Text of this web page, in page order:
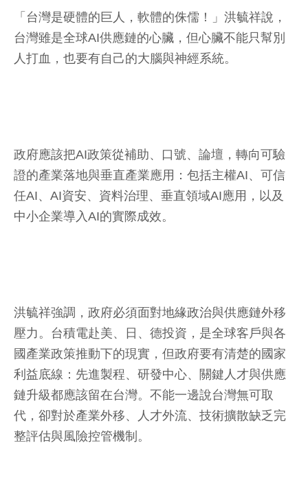
「台灣是硬體的巨人，軟體的侏儒！」洪毓祥說，
台灣雖是全球AI供應鏈的心臟，但心臟不能只幫別
人打血，也要有自己的大腦與神經系統。
政府應該把AI政策從補助、口號、論壇，轉向可驗
證的產業落地與垂直產業應用：包括主權AI、可信
任AI、AI資安、資料治理、垂直領域AI應用，以及
中小企業導入AI的實際成效。
洪毓祥強調，政府必須面對地緣政治與供應鏈外移
壓力。台積電赴美、日、德投資，是全球客戶與各
國產業政策推動下的現實，但政府要有清楚的國家
利益底線：先進製程、研發中心、關鍵人才與供應
鏈升級都應該留在台灣。不能一邊說台灣無可取
代，卻對於產業外移、人才外流、技術擴散缺乏完
整評估與風險控管機制。